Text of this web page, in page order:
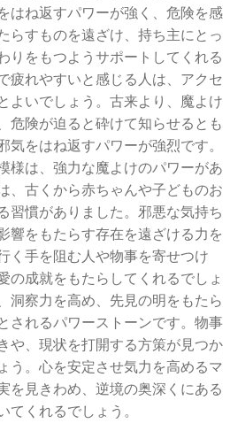
はね返すパワーが強く、危険を感
らすものを遠ざけ、持ち主にとっ
りをもつようサポートしてくれる
疲れやすいと感じる人は、アクセ
よいでしょう。古来より、魔よけ
危険が迫ると砕けて知らせるとも
気をはね返すパワーが強烈です。
様は、強力な魔よけのパワーがあ
、古くから赤ちゃんや子どものお
習慣がありました。邪悪な気持ち
響をもたらす存在を遠ざける力を
く手を阻む人や物事を寄せつけ
の成就をもたらしてくれるでしょ
洞察力を高め、先見の明をもたら
されるパワーストーンです。物事
や、現状を打開する方策が見つか
う。心を安定させ気力を高めるマ
を見きわめ、逆境の奥深くにある
てくれるでしょう。